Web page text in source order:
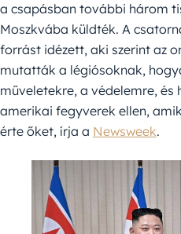
a csapásban további három
Moszkvába küldték. A
forrást idézett, aki szerint az
mutatták a légiósoknak,
műveletekre, a védelemre,
amerikai fegyverek ellen,
érte őket, írja a Newsweek.